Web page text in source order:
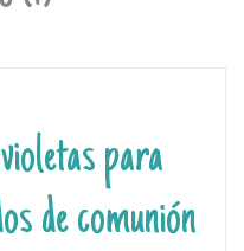
para
de comunión